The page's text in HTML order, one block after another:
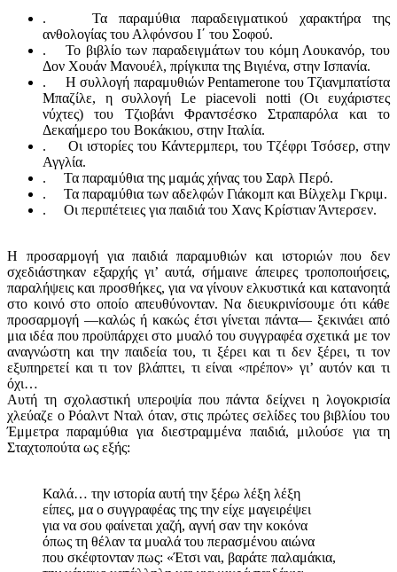
. Τα παραμύθια παραδειγματικού χαρακτήρα της
ανθολογίας του Αλφόνσου Ι΄ του Σοφού.
. Το βιβλίο των παραδειγμάτων του κόμη Λουκανόρ, του
Δον Χουάν Μανουέλ, πρίγκιπα της Βιγιένα, στην Ισπανία.
. Η συλλογή παραμυθιών Pentamerone του Τζιανμπατίστα
Μπαζίλε, η συλλογή Le piacevoli notti (Οι ευχάριστες
νύχτες) του Τζιοβάνι Φραντσέσκο Στραπαρόλα και το
Δεκαήμερο του Βοκάκιου, στην Ιταλία.
. Οι ιστορίες του Κάντερμπερι, του Τζέφρι Τσόσερ, στην
Αγγλία.
. Τα παραμύθια της μαμάς χήνας του Σαρλ Περό.
. Τα παραμύθια των αδελφών Γιάκομπ και Βίλχελμ Γκριμ.
. Οι περιπέτειες για παιδιά του Χανς Κρίστιαν Άντερσεν.
Η προσαρμογή για παιδιά παραμυθιών και ιστοριών που δεν
σχεδιάστηκαν εξαρχής γι’ αυτά, σήμαινε άπειρες τροποποιήσεις,
παραλήψεις και προσθήκες, για να γίνουν ελκυστικά και κατανοητά
στο κοινό στο οποίο απευθύνονταν. Να διευκρινίσουμε ότι κάθε
προσαρμογή —καλώς ή κακώς έτσι γίνεται πάντα— ξεκινάει από
μια ιδέα που προϋπάρχει στο μυαλό του συγγραφέα σχετικά με τον
αναγνώστη και την παιδεία του, τι ξέρει και τι δεν ξέρει, τι τον
εξυπηρετεί και τι τον βλάπτει, τι είναι «πρέπον» γι’ αυτόν και τι
όχι…
Αυτή τη σχολαστική υπεροψία που πάντα δείχνει η λογοκρισία
χλεύαζε ο Ρόαλντ Νταλ όταν, στις πρώτες σελίδες του βιβλίου του
Έμμετρα παραμύθια για διεστραμμένα παιδιά, μιλούσε για τη
Σταχτοπούτα ως εξής:
Καλά… την ιστορία αυτή την ξέρω λέξη λέξη
είπες, μα ο συγγραφέας της την είχε μαγειρέψει
για να σου φαίνεται χαζή, αγνή σαν την κοκόνα
όπως τη θέλαν τα μυαλά του περασμένου αιώνα
που σκέφτονταν πως: «Έτσι ναι, βαράτε παλαμάκια,